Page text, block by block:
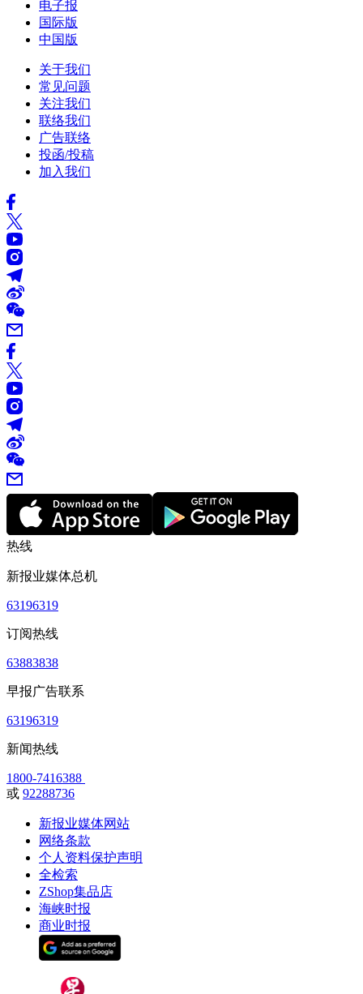
电子报
国际版
中国版
关于我们
常见问题
关注我们
联络我们
广告联络
投函/投稿
加入我们
热线
新报业媒体总机
63196319
订阅热线
63883838
早报广告联系
63196319
新闻热线
1800-7416388
或 92288736
新报业媒体网站
网络条款
个人资料保护声明
全检索
ZShop集品店
海峡时报
商业时报